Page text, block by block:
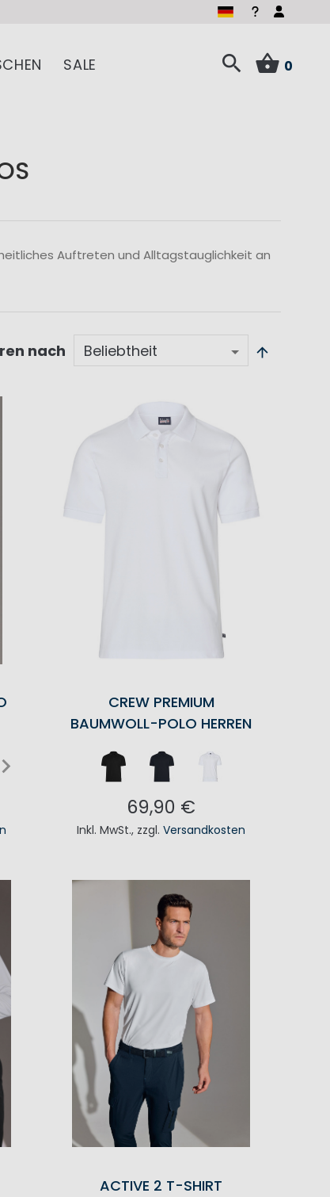
SALE 0
Auftreten und Alltagstauglichkeit an
nach
CREW PREMIUM
BAUMWOLL-POLO HERREN
69,90 €
Inkl. MwSt., zzgl.Versandkosten
ACTIVE 2 T-SHIRT